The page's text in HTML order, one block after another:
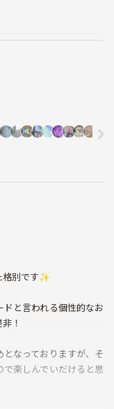
格別です✨
と言われる個性的なお
！
なっておりますが、そ
楽しんでいだけると思